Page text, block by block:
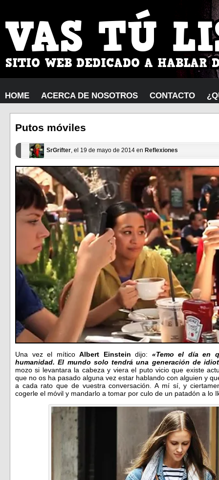
HOME ACERCA DE NOSOTROS CONTACTO
Putos móviles
SrGrifter, el 19 de mayo de 2014 en Reflexiones
Una vez el míticoAlbert Einstein dijo: «Temo el día en
humanidad. El mundo solo tendrá una generación de
mozo si levantara la cabeza y viera el puto vicio que existe
que no os ha pasado alguna vez estar hablando con alguien y
a cada rato que de vuestra conversación. A mí sí, y
cogerle el móvil y mandarlo a tomar por culo de un patadón a lo